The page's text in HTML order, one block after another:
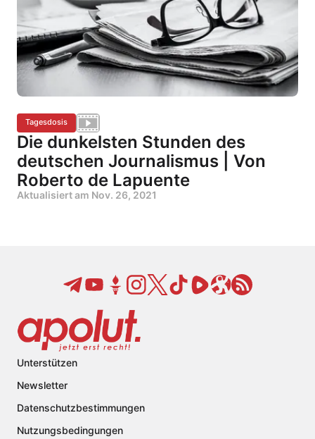
Tagesdosis
Die dunkelsten Stunden des
deutschen Journalismus | Von
Roberto de Lapuente
Aktualisiert am Nov. 26, 2021
Unterstützen
Newsletter
Datenschutzbestimmungen
Nutzungsbedingungen